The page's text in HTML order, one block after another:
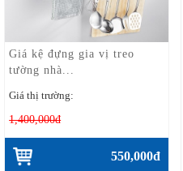
Giá kệ đựng gia vị treo
tường nhà...
Giá thị trường:
1,400,000đ
550,000đ